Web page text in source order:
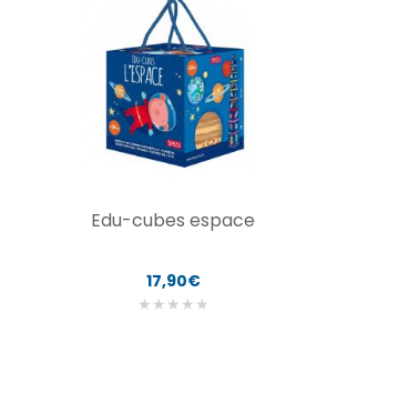
Edu-cubes espace
17,90€
★ ★ ★ ★ ★